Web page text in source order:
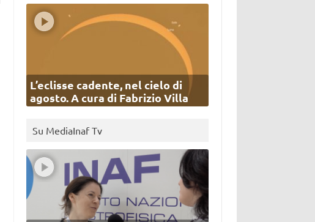
L’eclisse cadente, nel cielo di
agosto. A cura di Fabrizio Villa
Su MediaInaf Tv